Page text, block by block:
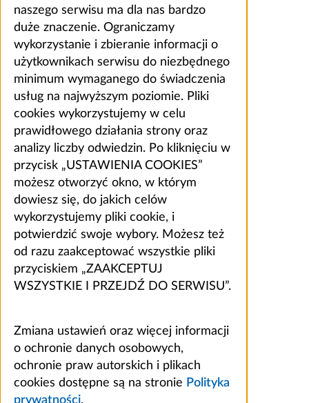
naszego serwisu ma dla nas bardzo
duże znaczenie. Ograniczamy
wykorzystanie i zbieranie informacji o
użytkownikach serwisu do niezbędnego
minimum wymaganego do świadczenia
usług na najwyższym poziomie. Pliki
cookies wykorzystujemy w celu
prawidłowego działania strony oraz
analizy liczby odwiedzin. Po kliknięciu w
przycisk „USTAWIENIA COOKIES”
możesz otworzyć okno, w którym
dowiesz się, do jakich celów
wykorzystujemy pliki cookie, i
potwierdzić swoje wybory. Możesz też
od razu zaakceptować wszystkie pliki
przyciskiem „ZAAKCEPTUJ
WSZYSTKIE I PRZEJDŹ DO SERWISU”.
Zmiana ustawień oraz więcej informacji
o ochronie danych osobowych,
ochronie praw autorskich i plikach
cookies dostępne są na stronie Polityka
prywatności.